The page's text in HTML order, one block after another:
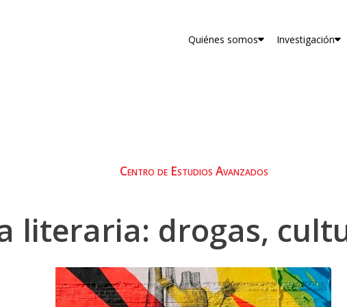
Quiénes somos Investigación
Centro de Estudios Avanzados
literaria: drogas,